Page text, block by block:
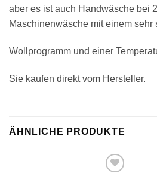
aber es ist auch Handwäsche bei
Maschinenwäsche mit einem sehr
Wollprogramm und einer
Sie kaufen direkt vom Hersteller.
ÄHNLICHE PRODUKTE